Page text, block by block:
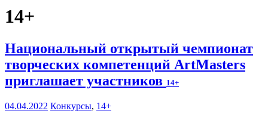
14+
Национальный открытый чемпионат
творческих компетенций ArtMasters
приглашает участников 14+
04.04.2022 Конкурсы, 14+